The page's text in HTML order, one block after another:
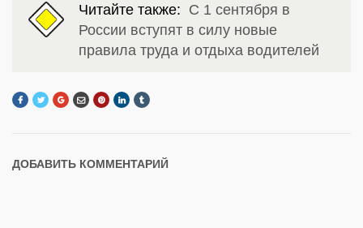
Читайте также: С 1 сентября в
России вступят в силу новые
правила труда и отдыха водителей
ДОБАВИТЬ КОММЕНТАРИЙ